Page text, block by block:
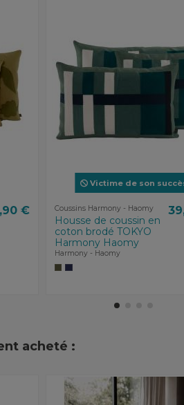
€
Victime de son
Coussins Harmony - Haomy
Housse de coussin en
coton brodé TOKYO
Harmony Haomy
Harmony - Haomy
acheté :